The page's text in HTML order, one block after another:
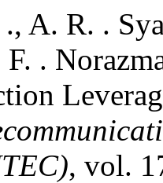
A. R. .
.
, vol.